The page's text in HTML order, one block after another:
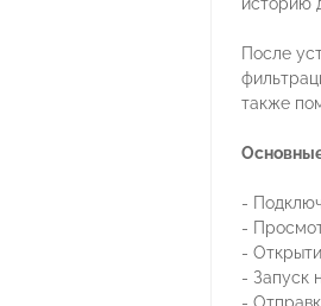
После
также
-
-
-
- Запуск
-